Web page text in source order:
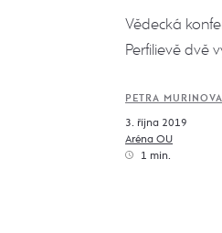
Vědecká
Perfilievě dvě
PETRA MURINOVA
3. října 2019
Aréna OU
1 min.